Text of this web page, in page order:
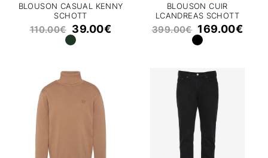
BLOUSON CASUAL KENNY
SCHOTT
110.00€ 39.00€
BLOUSON CUIR
LCANDREAS SCHOTT
399.00€ 169.00€